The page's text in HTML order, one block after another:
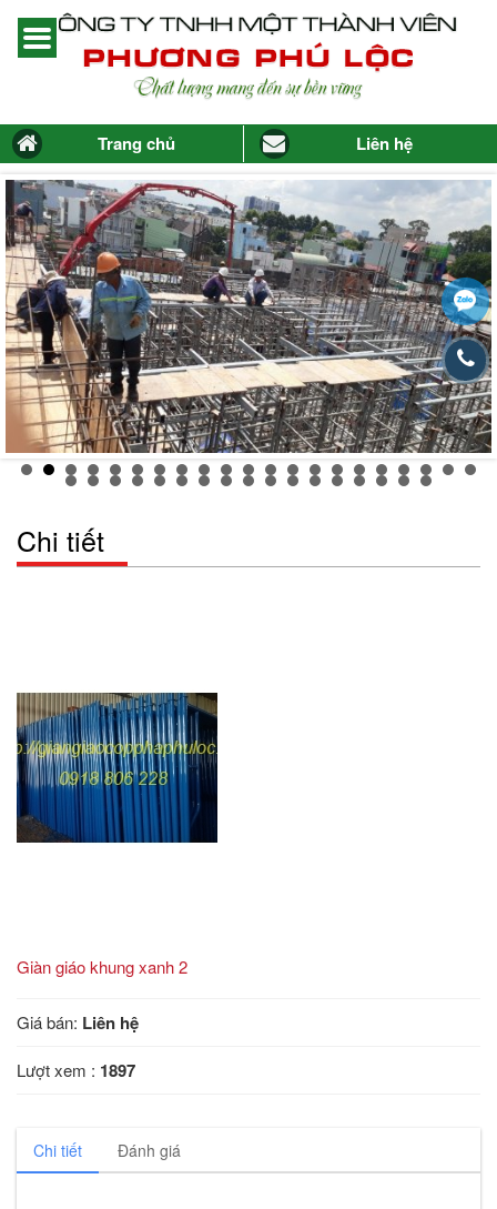
Trang chủ Liên hệ
Chi tiết
Giàn giáo khung xanh 2
Giá bán: Liên hệ
Lượt xem : 1897
Chi tiết Đánh giá